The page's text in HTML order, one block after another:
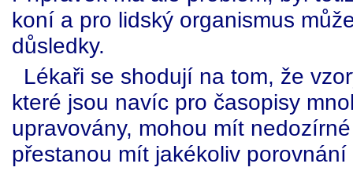
koní a pro lidský organismus
důsledky.
Lékaři se shodují na tom, že
které jsou navíc pro časopisy
upravovány, mohou mít
přestanou mít jakékoliv